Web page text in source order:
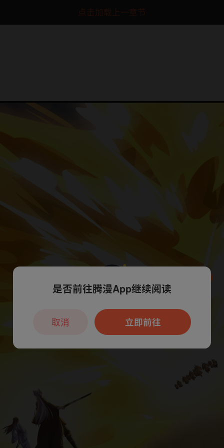
点击加载上一章节
本章节仅支持App阅读，可打开App新用
户7天免费看
是否前往腾漫App继续阅读
立即前往
取消